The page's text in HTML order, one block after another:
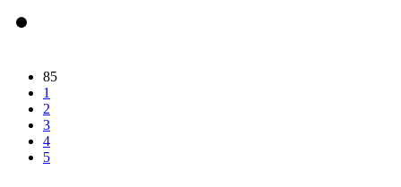
85
1
2
3
4
5